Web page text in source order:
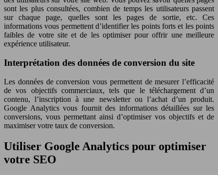
sont les plus consultées, combien de temps les utilisateurs passent
sur chaque page, quelles sont les pages de sortie, etc. Ces
informations vous permettent d’identifier les points forts et les points
faibles de votre site et de les optimiser pour offrir une meilleure
expérience utilisateur.
Interprétation des données de conversion du site
Les données de conversion vous permettent de mesurer l’efficacité
de vos objectifs commerciaux, tels que le téléchargement d’un
contenu, l’inscription à une newsletter ou l’achat d’un produit.
Google Analytics vous fournit des informations détaillées sur les
conversions, vous permettant ainsi d’optimiser vos objectifs et de
maximiser votre taux de conversion.
Utiliser Google Analytics pour optimiser
votre SEO